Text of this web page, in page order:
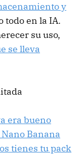
y
todo en la IA.
su uso,
se lleva
era bueno
Banana
tienes tu pack